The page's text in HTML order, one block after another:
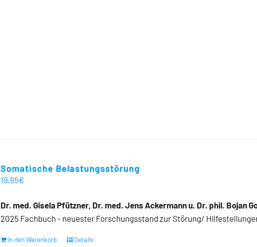
Somatische Belastungsstörung
19,95€
Dr. med. Gisela Pfützner, Dr. med. Jens Ackermann u. Dr. phil. Bojan
2025 Fachbuch - neuester Forschungsstand zur Störung/
In den Warenkorb Details